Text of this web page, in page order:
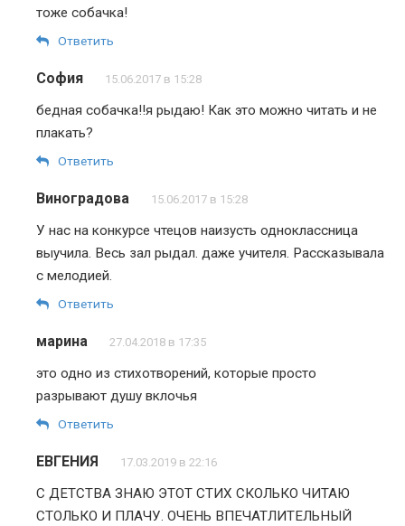
тоже собачка!
Ответить
София 15.06.2017 в 15:28
бедная собачка!!я рыдаю! Как это можно читать и не
плакать?
Ответить
Виноградова 15.06.2017 в 15:28
У нас на конкурсе чтецов наизусть одноклассница
выучила. Весь зал рыдал. даже учителя. Рассказывала
с мелодией.
Ответить
марина 27.04.2018 в 17:35
это одно из стихотворений, которые просто
разрывают душу вклочья
Ответить
ЕВГЕНИЯ 17.03.2019 в 22:16
С ДЕТСТВА ЗНАЮ ЭТОТ СТИХ СКОЛЬКО ЧИТАЮ
СТОЛЬКО И ПЛАЧУ. ОЧЕНЬ ВПЕЧАТЛИТЕЛЬНЫЙ